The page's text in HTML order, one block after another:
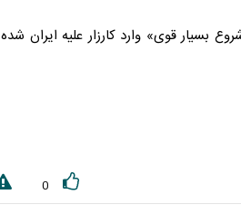
بسیار قوی» وارد کارزار علیه ایران شده
0